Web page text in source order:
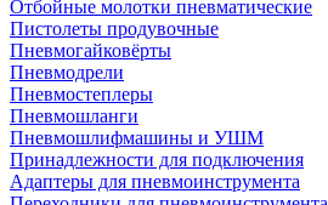
Отбойные молотки пневматические
Пистолеты продувочные
Пневмогайковёрты
Пневмодрели
Пневмостеплеры
Пневмошланги
Пневмошлифмашины и УШМ
Принадлежности для подключения
Адаптеры для пневмоинструмента